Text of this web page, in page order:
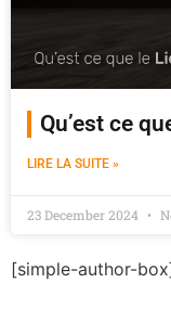
Qu’est ce
LIRE LA SUITE »
23 December 2024
[simple-author-